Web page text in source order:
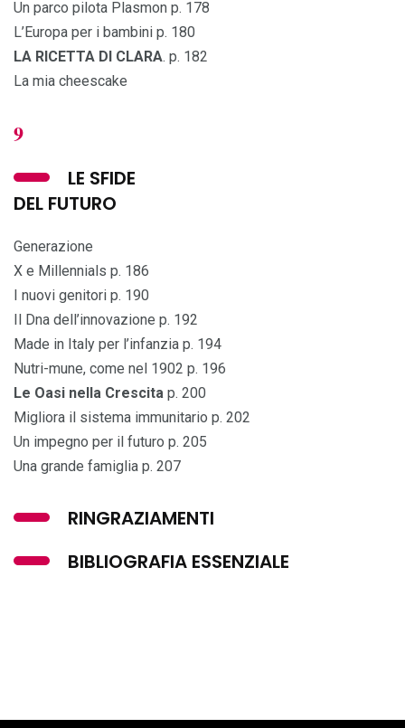
Un parco pilota Plasmon p. 178
L’Europa per i bambini p. 180
LA RICETTA DI CLARA. p. 182
La mia cheescake
9
LE SFIDE
DEL FUTURO
Generazione
X e Millennials p. 186
I nuovi genitori p. 190
Il Dna dell’innovazione p. 192
Made in Italy per l’infanzia p. 194
Nutri-mune, come nel 1902 p. 196
Le Oasi nella Crescita p. 200
Migliora il sistema immunitario p. 202
Un impegno per il futuro p. 205
Una grande famiglia p. 207
RINGRAZIAMENTI
BIBLIOGRAFIA ESSENZIALE